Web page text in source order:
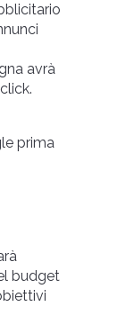
avrà
prima
budget